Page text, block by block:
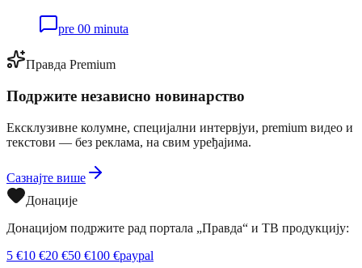
pre 00 minuta
Правда Premium
Подржите независно новинарство
Ексклузивне колумне, специјални интервјуи, premium видео и
текстови — без реклама, на свим уређајима.
Сазнајте више
Донације
Донацијом подржите рад портала „Правда“ и ТВ продукцију:
5 €10 €20 €50 €100 €paypal